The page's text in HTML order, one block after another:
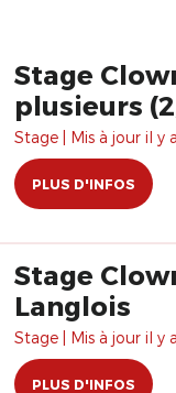
Stage
plusieurs
Stage | Mis à jour il y
PLUS D'INFOS
Stage
Langlois
Stage | Mis à jour il y
PLUS D'INFOS